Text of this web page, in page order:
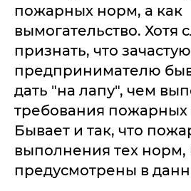
пожарных норм, а как
вымогательство. Хотя
признать, что зачастую
предпринимателю
дать "на лапу", чем
требования
Бывает и так, что
выполнения тех норм,
предусмотрены в